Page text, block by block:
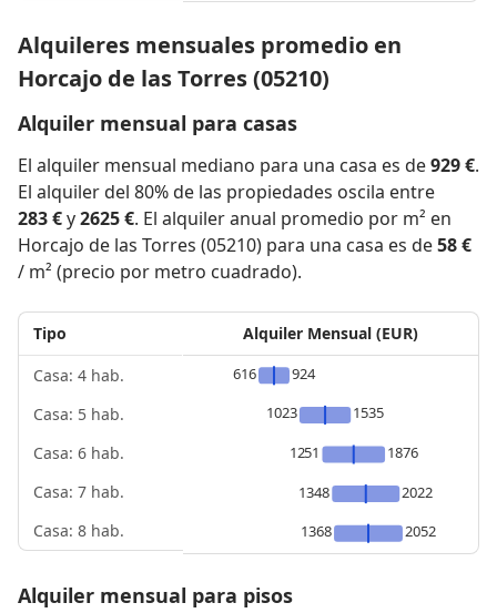
Alquileres mensuales promedio en
Horcajo de las Torres (05210)
Alquiler mensual para casas
El alquiler mensual mediano para una casa es de929 €.
El alquiler del 80% de las propiedades oscila entre
283 €y2625 €. El alquiler anual promedio por m² en
Horcajo de las Torres (05210) para una casa es de58 €
/ m² (precio por metro cuadrado).
Tipo
Casa: 4 hab.
Casa: 5 hab.
Casa: 6 hab.
Casa: 7 hab.
Casa: 8 hab.
Alquiler Mensual (EUR)
616
924
1023
1535
1251
1876
1348
2022
1368
2052
Alquiler mensual para pisos